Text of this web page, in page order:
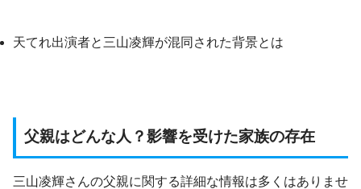
天てれ出演者と三山凌輝が混同された背景とは
父親はどんな人？影響を受けた家族の存在
三山凌輝さんの父親に関する詳細な情報は多くはありませ